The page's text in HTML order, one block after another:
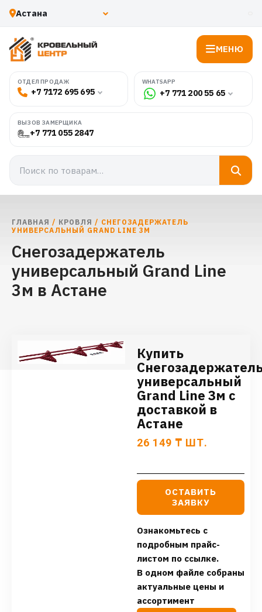
МЕНЮ
ОТДЕЛ ПРОДАЖ
+7 7172 695 695
WHATSAPP
+7 771 200 55 65
ВЫЗОВ ЗАМЕРЩИКА
+7 771 055 2847
ГЛАВНАЯ / КРОВЛЯ / СНЕГОЗАДЕРЖАТЕЛЬ
УНИВЕРСАЛЬНЫЙ GRAND LINE 3М
Снегозадержатель
универсальный Grand Line
3м в Астане
Купить
универсальный
Grand Line 3м с
доставкой в
Астане
26 149 ₸ ШТ.
ОСТАВИТЬ
ЗАЯВКУ
Ознакомьтесь с
подробным прайс-
листом по ссылке.
В одном файле собраны
актуальные цены и
ассортимент